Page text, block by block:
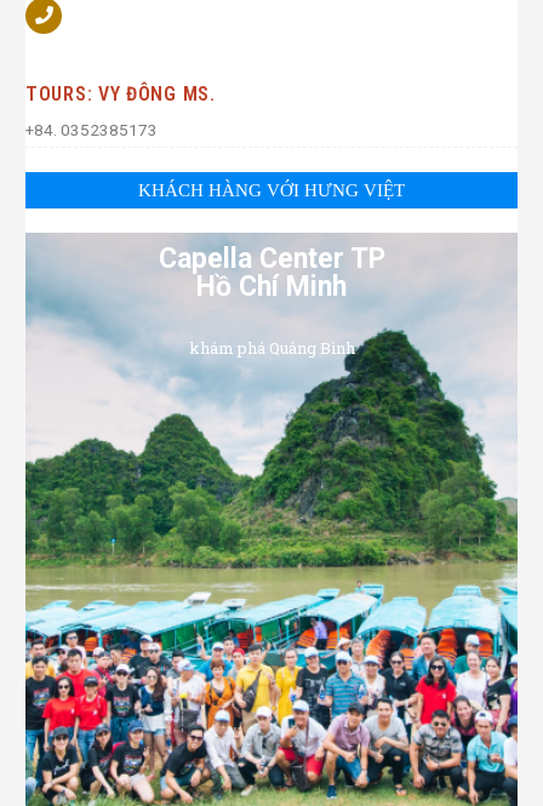
TOURS: VY ĐÔNG MS.
+84. 0352385173
KHÁCH HÀNG VỚI HƯNG VIỆT
Capella Center TP
Hồ Chí Minh
khám phá Quảng Bình